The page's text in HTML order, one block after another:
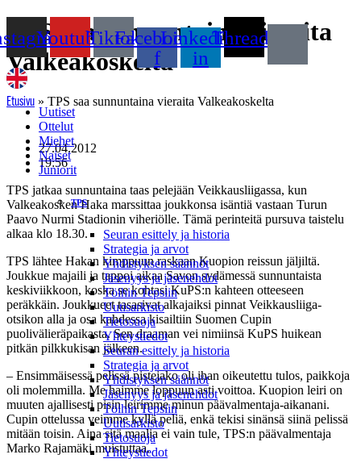
sisältöönYoutubeTiktokFacebook-
f
Linkedin-
in
Threads
Uutiset
Ottelut
Miehet
Naiset
Juniorit
TPS
Seuran esittely ja historia
Strategia ja arvot
Yhdistyksen säännöt
Jäsenyys ja jäsenehdot
Töihin Tepsiin
Uutisarkisto
Tietosuoja
Yhteystiedot
Seuran esittely ja historia
Strategia ja arvot
Yhdistyksen säännöt
Jäsenyys ja jäsenehdot
Töihin Tepsiin
Uutisarkisto
Tietosuoja
Yhteystiedot
TPS saa sunnuntaina vieraita
Valkeakoskelta
Etusivu » TPS saa sunnuntaina vieraita Valkeakoskelta
27.04.2012
19:56
TPS jatkaa sunnuntaina taas pelejään Veikkausliigassa, kun
Valkeakosken Haka marssittaa joukkonsa isäntiä vastaan Turun
Paavo Nurmi Stadionin viheriölle. Tämä perinteitä pursuva taistelu
alkaa klo 18.30.
TPS lähtee Hakan kimppuun raskaan Kuopion reissun jäljiltä.
Joukkue majaili ja tappoi aikaa Savon sydämessä sunnuntaista
keskiviikkoon, koska se kohtasi KuPS:n kahteen otteeseen
peräkkäin. Joukkueet tasasivat alkajaiksi pinnat Veikkausliiga-
otsikon alla ja osa kahdessa kisailtiin Suomen Cupin
puolivälieräpaikasta. Sen draaman vei nimiinsä KuPS huikean
pitkän pilkkukisan jälkeen.
– Ensimmäisessä pelissä pistejako oli ihan oikeutettu tulos, paikkoja
oli molemmilla. Me haimme loppuun asti voittoa. Kuopion leiri on
muuten ajallisesti pisin leirimme minun päävalmentaja-aikanani.
Cupin ottelussa veimme kyllä peliä, enkä tekisi sinänsä siinä pelissä
mitään toisin. Aina sitä maalia ei vain tule, TPS:n päävalmentaja
Marko Rajamäki muistuttaa.